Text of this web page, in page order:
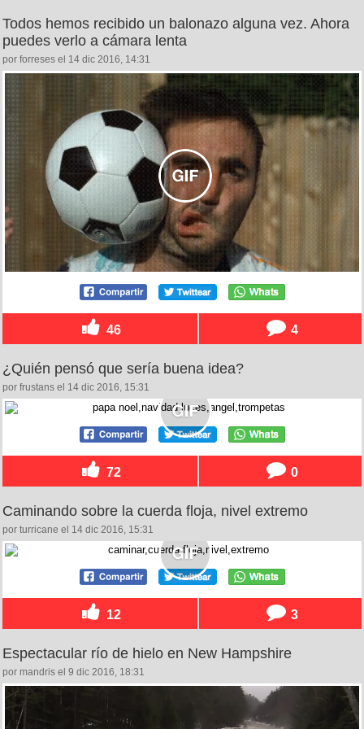
Todos hemos recibido un balonazo alguna vez. Ahora
puedes verlo a cámara lenta
por forreses el 14 dic 2016, 14:31
46 4
¿Quién pensó que sería buena idea?
por frustans el 14 dic 2016, 15:31
72 0
Caminando sobre la cuerda floja, nivel extremo
por turricane el 14 dic 2016, 15:31
12 3
Espectacular río de hielo en New Hampshire
por mandris el 9 dic 2016, 18:31